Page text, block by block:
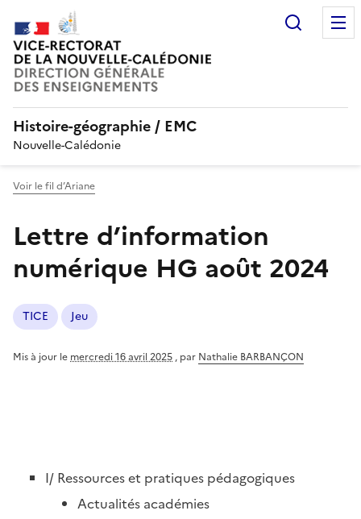
Histoire-géographie / EMC
Nouvelle-Calédonie
Voir le fil d’Ariane
Lettre d’information
numérique HG août 2024
TICE Jeu
Mis à jour le mercredi 16 avril 2025 , par Nathalie BARBANÇON
I/ Ressources et pratiques pédagogiques
Actualités académies